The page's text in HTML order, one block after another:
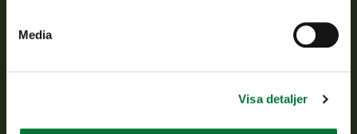
Media
Visa detaljer
Kundtjänst
Ofta ställda frågor